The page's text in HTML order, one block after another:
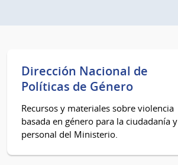
Dirección Nacional de
Políticas de Género
Recursos y materiales sobre violencia
basada en género para la ciudadanía y
personal del Ministerio.